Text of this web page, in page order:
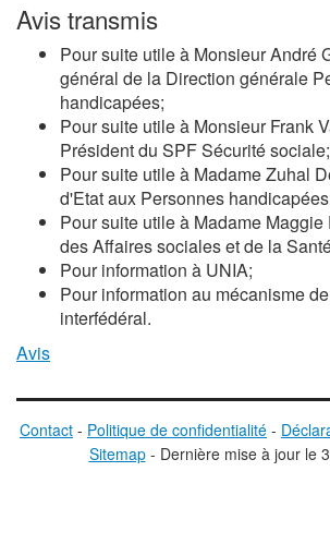
Avis transmis
Pour suite utile à Monsieur André
général de la Direction générale
handicapées;
Pour suite utile à MonsieurFrank
Président du SPF Sécurité sociale;
Pour suite utile à Madame Zuhal
d'Etat aux Personnes
Pour suite utile à Madame Maggie
des Affaires sociales et de la
Pour information à UNIA;
Pour information au mécanisme
interfédéral.
Avis
Contact - Politique de confidentialité -
Sitemap - Dernière mise à jour le